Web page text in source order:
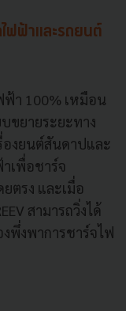
ฟฟ้าและรถยนต์
ฟ้า 100% เหมือน
ขยายระยะทาง
องยนต์สันดาปและ
เพื่อชาร์จ
ตรง และเมื่อ
สามารถวิ่งได้
พึ่งพาการชาร์จไฟ